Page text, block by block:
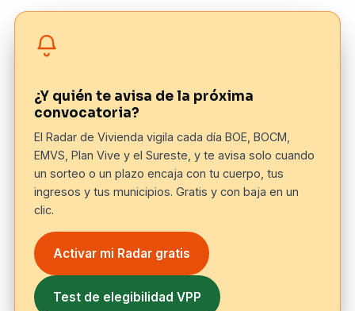
¿Y quién te avisa de la próxima
convocatoria?
El Radar de Vivienda vigila cada día BOE, BOCM,
EMVS, Plan Vive y el Sureste, y te avisa solo cuando
un sorteo o un plazo encaja con tu cuerpo, tus
ingresos y tus municipios. Gratis y con baja en un
clic.
Activar mi Radar gratis
Test de elegibilidad VPP